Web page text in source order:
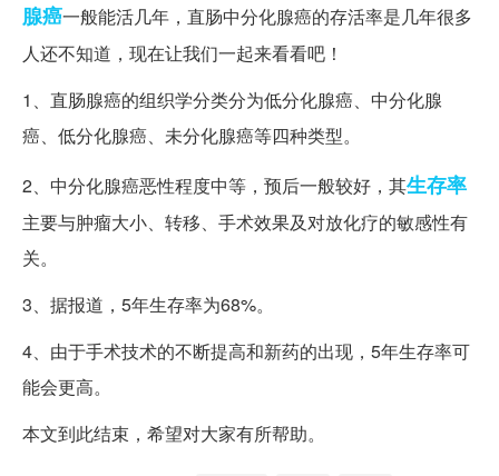
腺癌一般能活几年，直肠中分化腺癌的存活率是几年很多
人还不知道，现在让我们一起来看看吧！
1、直肠腺癌的组织学分类分为低分化腺癌、中分化腺
癌、低分化腺癌、未分化腺癌等四种类型。
2、中分化腺癌恶性程度中等，预后一般较好，其生存率
主要与肿瘤大小、转移、手术效果及对放化疗的敏感性有
关。
3、据报道，5年生存率为68%。
4、由于手术技术的不断提高和新药的出现，5年生存率可
能会更高。
本文到此结束，希望对大家有所帮助。